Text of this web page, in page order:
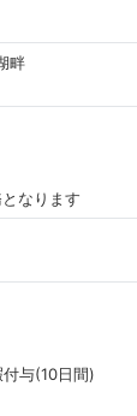
畔
なります
与(10日間)